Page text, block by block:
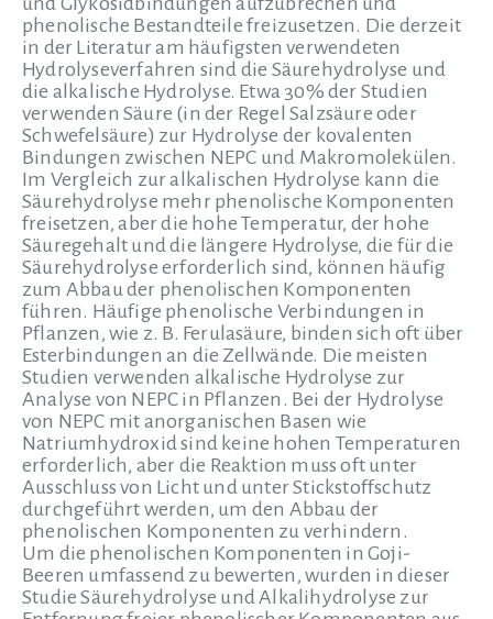
phenolische Bestandteile freizusetzen. Die derzeit
in der Literatur am häufigsten verwendeten
Hydrolyseverfahren sind die Säurehydrolyse und
die alkalische Hydrolyse. Etwa 30% der Studien
verwenden Säure (in der Regel Salzsäure oder
Schwefelsäure) zur Hydrolyse der kovalenten
Bindungen zwischen NEPC und Makromolekülen.
Im Vergleich zur alkalischen Hydrolyse kann die
Säurehydrolyse mehr phenolische Komponenten
freisetzen, aber die hohe Temperatur, der hohe
Säuregehalt und die längere Hydrolyse, die für die
Säurehydrolyse erforderlich sind, können häufig
zum Abbau der phenolischen Komponenten
führen. Häufige phenolische Verbindungen in
Pflanzen, wie z. B. Ferulasäure, binden sich oft über
Esterbindungen an die Zellwände. Die meisten
Studien verwenden alkalische Hydrolyse zur
Analyse von NEPC in Pflanzen. Bei der Hydrolyse
von NEPC mit anorganischen Basen wie
Natriumhydroxid sind keine hohen Temperaturen
erforderlich, aber die Reaktion muss oft unter
Ausschluss von Licht und unter Stickstoffschutz
durchgeführt werden, um den Abbau der
phenolischen Komponenten zu verhindern.
Um die phenolischen Komponenten in Goji-
Beeren umfassend zu bewerten, wurden in dieser
Studie Säurehydrolyse und Alkalihydrolyse zur